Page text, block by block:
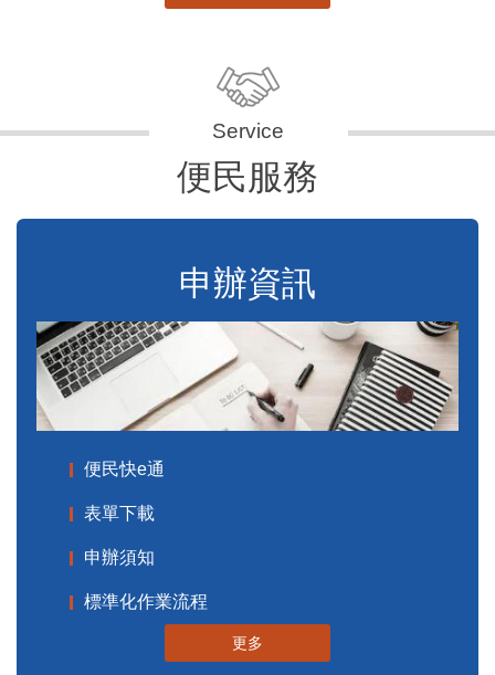
便民服務
申辦資訊
便民快e通
表單下載
申辦須知
標準化作業流程
更多